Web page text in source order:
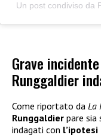
Un post condiviso da
Grave
Runggaldier
Come riportato da La
Runggaldier pare
indagati con